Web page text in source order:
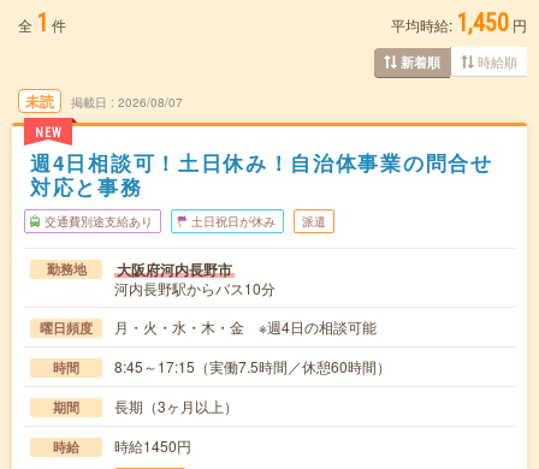
全 1 件 平均時給: 1,450 円
新着順 時給順
未読
NEW
掲載日 2026/08/07
週4日相談可！土日休み！自治体事業の問合せ
対応と事務
交通費別途支給あり 土日祝日が休み 派遣
勤務地 大阪府河内長野市
河内長野駅からバス10分
曜日頻度 月・火・水・木・金 ※週4日の相談可能
時間 8:45～17:15（実働7.5時間／休憩60時間）
期間 長期（3ヶ月以上）
時給 時給1450円